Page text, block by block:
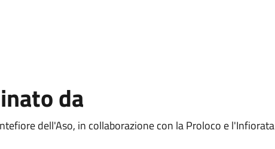
da
dell'Aso, in collaborazione con la Proloco e l'Infiorata